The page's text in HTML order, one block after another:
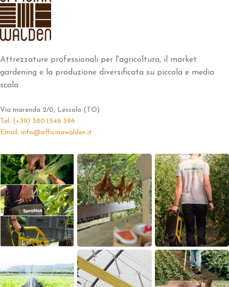
Attrezzature professionali per l'agricoltura, il market
gardening e la produzione diversificata su piccola e media
scala
Via marenda 2/0, Lessolo (TO)
Tel: (+39) 380.1546.396
Email: info@officinawalden.it